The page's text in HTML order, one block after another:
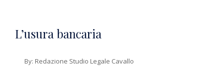
L’usura bancaria
By: Redazione Studio Legale Cavallo